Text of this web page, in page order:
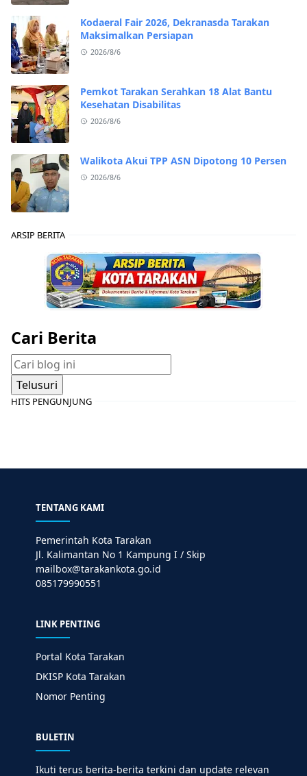
Kodaeral Fair 2026, Dekranasda Tarakan
Maksimalkan Persiapan
2026/8/6
Pemkot Tarakan Serahkan 18 Alat Bantu
Kesehatan Disabilitas
2026/8/6
Walikota Akui TPP ASN Dipotong 10 Persen
2026/8/6
ARSIP BERITA
Cari Berita
HITS PENGUNJUNG
TENTANG KAMI
Pemerintah Kota Tarakan
Jl. Kalimantan No 1 Kampung I / Skip
mailbox@tarakankota.go.id
085179990551
LINK PENTING
Portal Kota Tarakan
DKISP Kota Tarakan
Nomor Penting
BULETIN
Ikuti terus berita-berita terkini dan update relevan